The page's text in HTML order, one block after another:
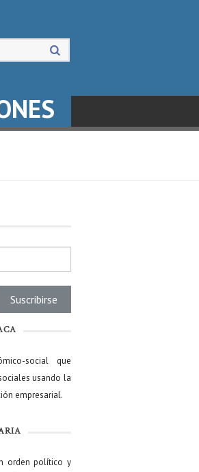
social que
usando la
empresarial.
orden político y